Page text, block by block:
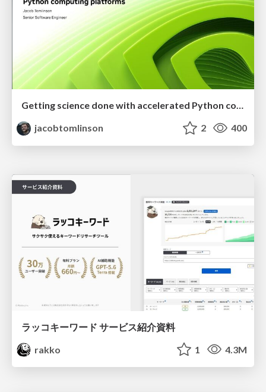
Getting science done with accelerated Python computing platforms
jacobtomlinson
2 400
ラッコキーワード サービス紹介資料
rakko
1 4.3M